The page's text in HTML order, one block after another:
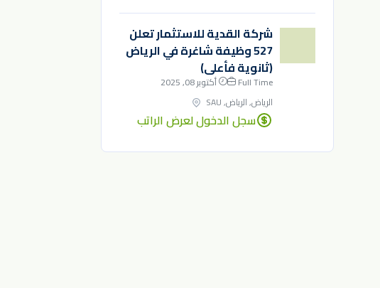
شركة القدية للاستثمار تعلن
527 وظيفة شاغرة في الرياض
(ثانوية فأعلى)
Full Time
أكتوبر 08, 2025
الرياض, الرياض, SAU
سجل الدخول لعرض الراتب